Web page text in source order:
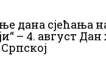
дана сјећања
– 4. август